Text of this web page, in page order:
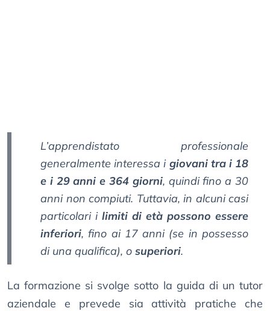
L’apprendistato professionale
generalmente interessa i giovani tra i 18
e i 29 anni e 364 giorni, quindi fino a 30
anni non compiuti. Tuttavia, in alcuni casi
particolari i limiti di età possono essere
inferiori, fino ai 17 anni (se in possesso
di una qualifica), o superiori.
La formazione si svolge sotto la guida di un tutor
aziendale e prevede sia attività pratiche che